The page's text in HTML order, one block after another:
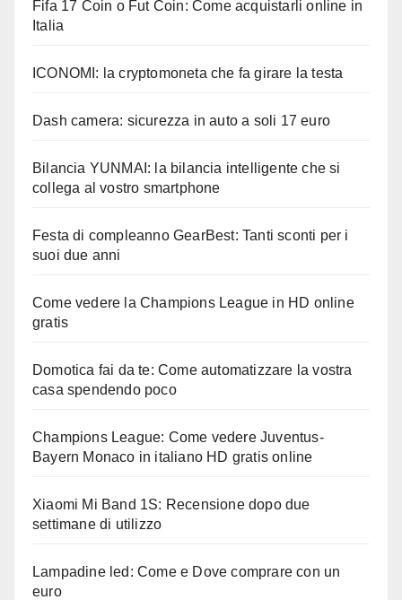
Fifa 17 Coin o Fut Coin: Come acquistarli online in
Italia
ICONOMI: la cryptomoneta che fa girare la testa
Dash camera: sicurezza in auto a soli 17 euro
Bilancia YUNMAI: la bilancia intelligente che si
collega al vostro smartphone
Festa di compleanno GearBest: Tanti sconti per i
suoi due anni
Come vedere la Champions League in HD online
gratis
Domotica fai da te: Come automatizzare la vostra
casa spendendo poco
Champions League: Come vedere Juventus-
Bayern Monaco in italiano HD gratis online
Xiaomi Mi Band 1S: Recensione dopo due
settimane di utilizzo
Lampadine led: Come e Dove comprare con un
euro